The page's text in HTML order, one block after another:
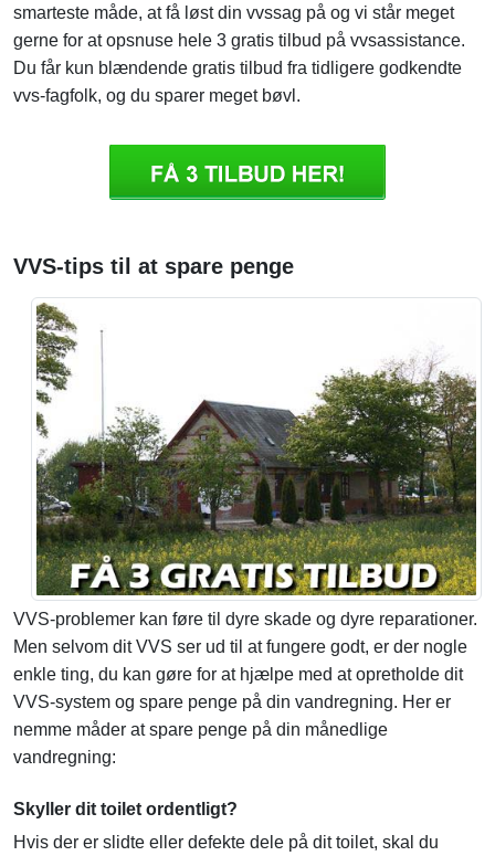
smarteste måde, at få løst din vvssag på og vi står meget
gerne for at opsnuse hele 3 gratis tilbud på vvsassistance.
Du får kun blændende gratis tilbud fra tidligere godkendte
vvs-fagfolk, og du sparer meget bøvl.
VVS-tips til at spare penge
VVS-problemer kan føre til dyre skade og dyre reparationer.
Men selvom dit VVS ser ud til at fungere godt, er der nogle
enkle ting, du kan gøre for at hjælpe med at opretholde dit
VVS-system og spare penge på din vandregning. Her er
nemme måder at spare penge på din månedlige
vandregning:
Skyller dit toilet ordentligt?
Hvis der er slidte eller defekte dele på dit toilet, skal du